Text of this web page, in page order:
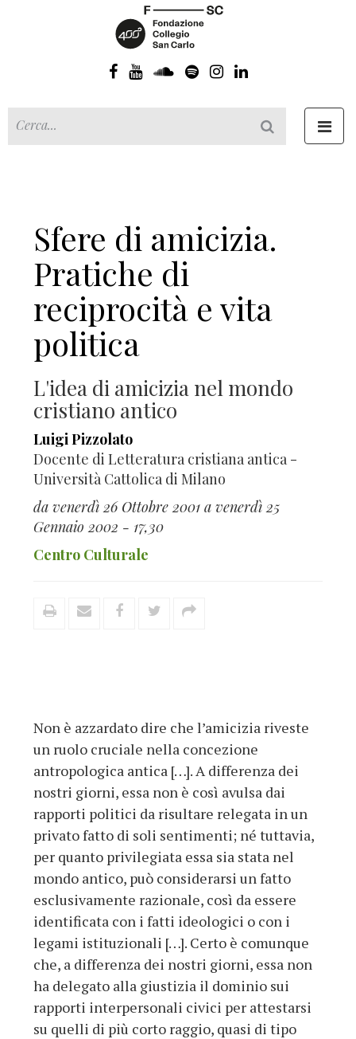
Sfere di amicizia.
Pratiche di
reciprocità e vita
politica
L'idea di amicizia nel mondo
cristiano antico
Luigi Pizzolato
Docente di Letteratura cristiana antica -
Università Cattolica di Milano
da venerdì 26 Ottobre 2001 a venerdì 25
Gennaio 2002 - 17,30
Centro Culturale
Non è azzardato dire che l’amicizia riveste
un ruolo cruciale nella concezione
antropologica antica […]. A differenza dei
nostri giorni, essa non è così avulsa dai
rapporti politici da risultare relegata in un
privato fatto di soli sentimenti; né tuttavia,
per quanto privilegiata essa sia stata nel
mondo antico, può considerarsi un fatto
esclusivamente razionale, così da essere
identificata con i fatti ideologici o con i
legami istituzionali […]. Certo è comunque
che, a differenza dei nostri giorni, essa non
ha delegato alla giustizia il dominio sui
rapporti interpersonali civici per attestarsi
su quelli di più corto raggio, quasi di tipo